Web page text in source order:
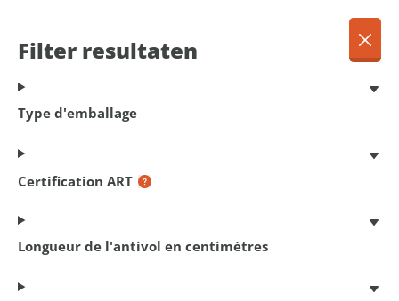
Menu
Chaînes
enfichables
Filter resultaten
Type d'emballage
Certification ART
Longueur de l'antivol en centimètres